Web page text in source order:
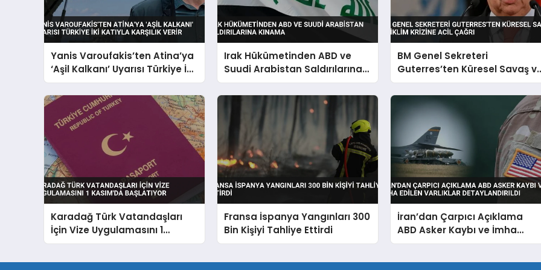
Yanis Varoufakis’ten Atina’ya
‘Aşil Kalkanı’ Uyarısı Türkiye İki
Katıyla Karşılık Verir
Irak Hükümetinden ABD ve
Suudi Arabistan Saldırılarına
Kınama
BM Genel Sekreteri
Guterres’ten Küresel Savaş
İklim Krizine Acil Çağrı
Karadağ Türk Vatandaşları
İçin Vize Uygulamasını 1
Kasım’da Başlatıyor
Fransa İspanya Yangınları 300
Bin Kişiyi Tahliye Ettirdi
İran’dan Çarpıcı Açıklama
ABD Asker Kaybı ve İmha
Edilen Varlıklar Detaylandırıldı